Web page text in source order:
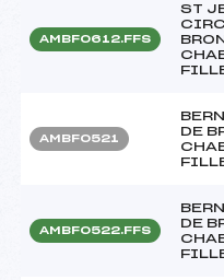
AMBF0612.FFS
ST
AMBF0521
DE
AMBF0522.FFS
DE